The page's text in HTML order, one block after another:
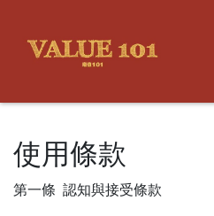
使用條款
第一條 認知與接受條款